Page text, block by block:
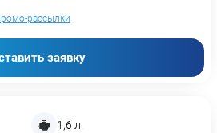
1,6 л.
рассылки
заявку